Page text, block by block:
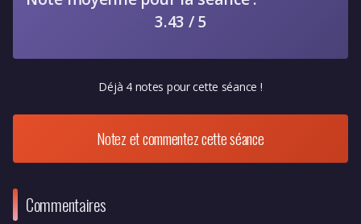
3.43 / 5
Déjà 4 notes pour cette séance !
Notez et commentez cette séance
Commentaires